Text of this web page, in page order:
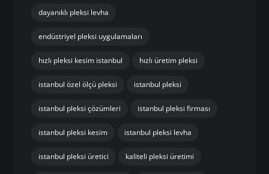
dayanıklı pleksi levha
endüstriyel pleksi uygulamaları
hızlı pleksi kesim istanbul hızlı üretim pleksi
istanbul özel ölçü pleksi istanbul pleksi
istanbul pleksi çözümleri istanbul pleksi firması
istanbul pleksi kesim istanbul pleksi levha
istanbul pleksi üretici kaliteli pleksi üretimi